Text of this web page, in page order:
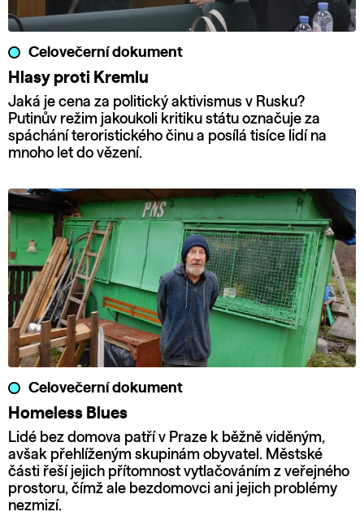
Celovečerní dokument
Hlasy proti Kremlu
Jaká je cena za politický aktivismus v Rusku?
Putinův režim jakoukoli kritiku státu označuje za
spáchání teroristického činu a posílá tisíce lidí na
mnoho let do vězení.
Celovečerní dokument
Homeless Blues
Lidé bez domova patří v Praze k běžně viděným,
avšak přehlíženým skupinám obyvatel. Městské
části řeší jejich přítomnost vytlačováním z veřejného
prostoru, čímž ale bezdomovci ani jejich problémy
nezmizí.